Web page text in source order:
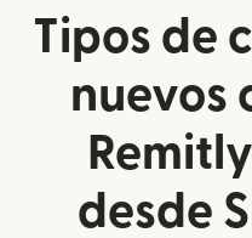
Tipos de
nuevos
desde